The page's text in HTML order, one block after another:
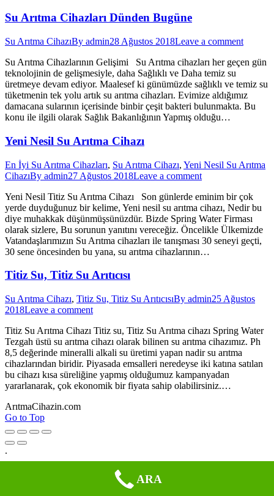
Su Arıtma Cihazları Dünden Bugüne
Su Arıtma CihazıBy admin28 Ağustos 2018Leave a comment
Su Arıtma Cihazlarının Gelişimi Su Arıtma cihazları her geçen gün
teknolojinin de gelişmesiyle, daha Sağlıklı ve Daha temiz su
üretmeye devam ediyor. Maalesef ki günümüzde sağlıklı ve temiz su
tüketmenin tek yolu artık su arıtma cihazları. Evimize aldığımız
damacana sularının içerisinde binbir çeşit bakteri bulunmakta. Bu
konu ile ilgili olarak Sağlık Bakanlığının Yapmış olduğu…
Yeni Nesil Su Arıtma Cihazı
En İyi Su Arıtma Cihazları, Su Arıtma Cihazı, Yeni Nesil Su Arıtma
CihazıBy admin27 Ağustos 2018Leave a comment
Yeni Nesil Titiz Su Arıtma Cihazı Son günlerde eminim bir çok
yerde duyduğunuz bir kelime, Yeni nesil su arıtma cihazı, Nedir bu
diye muhakkak düşünmüşsünüzdür. Bizde Spring Water Firması
olarak sizlere, Bu sorunun yanıtını vereceğiz. Öncelikle Ülkemizde
Vatandaşlarımızın Su Arıtma cihazları ile tanışması 30 seneyi geçti,
30 sene öncesinden bu yana, su arıtma cihazlarının…
Titiz Su, Titiz Su Arıtıcısı
Su Arıtma Cihazı, Titiz Su, Titiz Su ArıtıcısıBy admin25 Ağustos
2018Leave a comment
Titiz Su Arıtma Cihazı Titiz su, Titiz Su Arıtma cihazı Spring Water
Tezgah üstü su arıtma cihazı olarak bilinen su arıtma cihazımız. Ph
8,5 değerinde mineralli alkali su üretimi yapan nadir su arıtma
cihazlarından biridir. Piyasada emsalleri neredeyse iki katına satılan
bu cihazı kısa süreliğine yapmış olduğumuz kampanyadan
yararlanarak, çok ekonomik bir fiyata sahip olabilirsiniz.…
ArıtmaCihazin.com
Go to Top
ARA
.